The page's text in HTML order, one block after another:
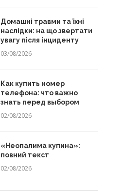
Домашні травми та їхні
наслідки: на що звертати
увагу після інциденту
03/08/2026
Как купить номер
телефона: что важно
знать перед выбором
02/08/2026
«Неопалима купина»:
повний текст
02/08/2026